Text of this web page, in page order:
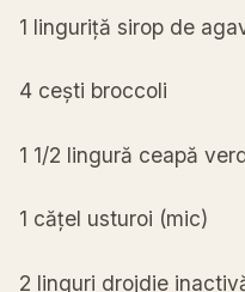
1 linguriță sirop de
4 cești broccoli
1 1/2 lingură ceapă
1 cățel usturoi (mic)
2 linguri drojdie